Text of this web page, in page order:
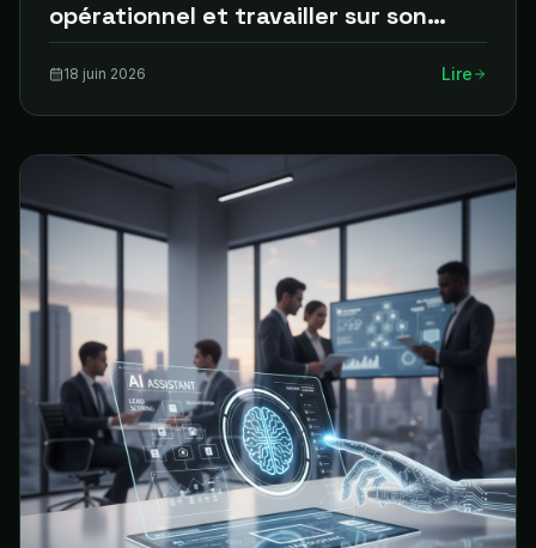
opérationnel et travailler sur son
agence
18 juin 2026 Lire